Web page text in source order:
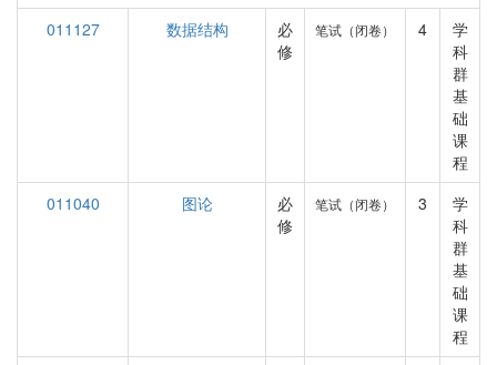
011127 数据结构
必
修
笔试（闭卷） 4
学
科
群
基
础
课
程
011040
图论
必
修
笔试（闭卷） 3
学
科
群
基
础
课
程